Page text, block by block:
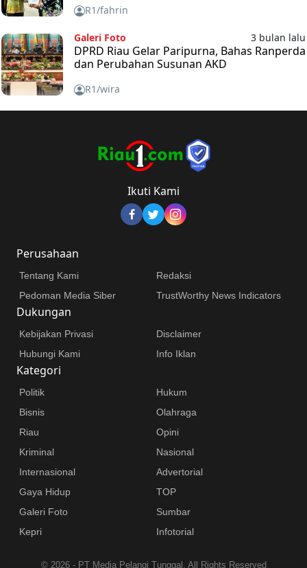
R1/fahrin
Galeri Foto 3 bulan lalu
DPRD Riau Gelar Paripurna, Bahas Ranperda
dan Perubahan Susunan AKD
R1/wira
Ikuti Kami
Perusahaan
Tentang Kami
Redaksi
Pedoman Media Siber
TrustWorthy News Indicators
Dukungan
Kebijakan Privasi
Disclaimer
Hubungi Kami
Info Iklan
Kategori
Politik
Hukum
Bisnis
Olahraga
Riau
Opini
Kriminal
Nasional
Internasional
Advertorial
Gaya Hidup
TOP
Galeri Foto
Sumbar
Kepri
Infotorial
© 2026 - PT Media Pelangi Tunggal. All Rights Reserved